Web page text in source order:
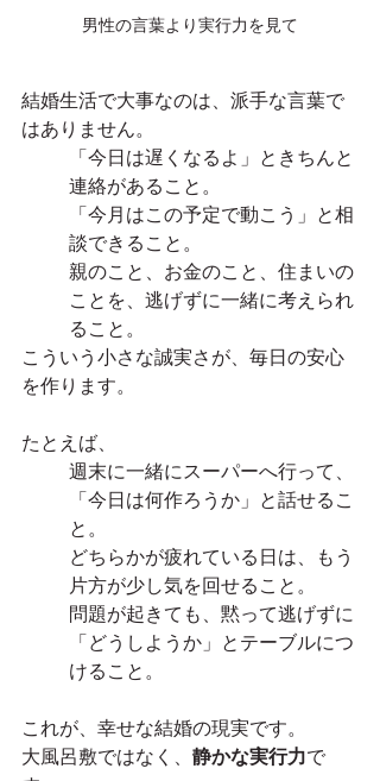
男性の言葉より実行力を見て
結婚生活で大事なのは、派手な言葉で
はありません。
「今日は遅くなるよ」ときちんと
連絡があること。
「今月はこの予定で動こう」と相
談できること。
親のこと、お金のこと、住まいの
ことを、逃げずに一緒に考えられ
ること。
こういう小さな誠実さが、毎日の安心
を作ります。
たとえば、
週末に一緒にスーパーへ行って、
「今日は何作ろうか」と話せるこ
と。
どちらかが疲れている日は、もう
片方が少し気を回せること。
問題が起きても、黙って逃げずに
「どうしようか」とテーブルにつ
けること。
これが、幸せな結婚の現実です。
大風呂敷ではなく、 静かな実行力で